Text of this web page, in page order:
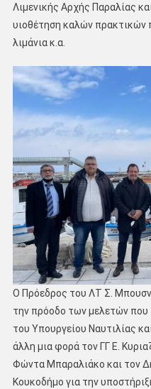
Λιμενικής Αρχής Παραλίας
υιοθέτηση καλών πρακτικών
λιμάνια κ.α.
Ο Πρόεδρος του ΛΤ Σ.
την πρόοδο των μελετών
του Υπουργείου Ναυτιλίας
άλλη μια φορά τον ΓΓ Ε.
Φώντα Μπαραλιάκο και τον
Κουκοδήμο για την